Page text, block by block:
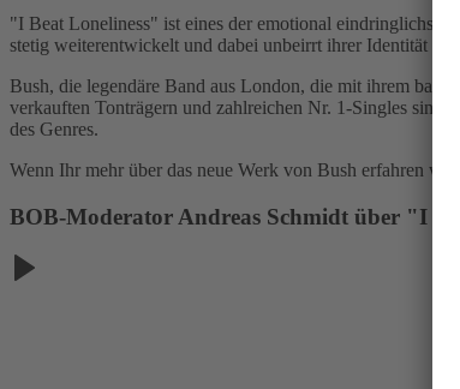
"I Beat Loneliness" ist eines der emotional
stetig weiterentwickelt und dabei unbeirrt ihrer Identität
Bush, die legendäre Band aus London, die mit ihrem
verkauften Tonträgern und zahlreichen Nr. 1-Singles
des Genres.
Wenn Ihr mehr über das neue Werk von Bush erfahren
BOB-Moderator Andreas Schmidt über "I